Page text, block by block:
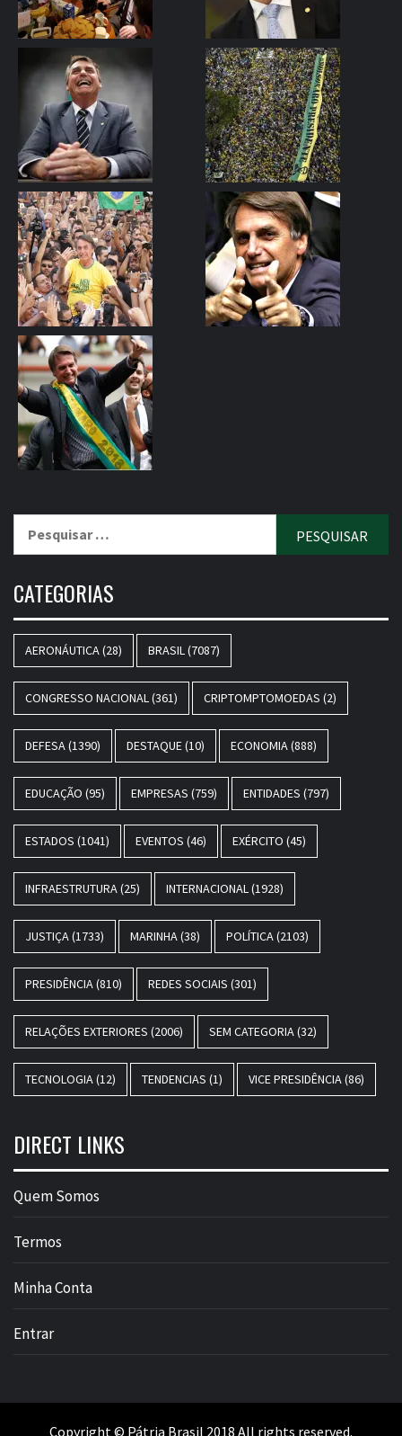
CATEGORIAS
AERONÁUTICA(28) BRASIL(7087)
CONGRESSO NACIONAL(361) CRIPTOMPTOMOEDAS (2)
DEFESA(1390) DESTAQUE(10) ECONOMIA(888)
EDUCAÇÃO (95) EMPRESAS (759) ENTIDADES (797)
ESTADOS (1041) EVENTOS (46) EXÉRCITO (45)
INFRAESTRUTURA(25) INTERNACIONAL(1928)
JUSTIÇA(1733) MARINHA(38) POLÍTICA(2103)
PRESIDÊNCIA(810) REDES SOCIAIS (301)
RELAÇÕES EXTERIORES (2006) SEM CATEGORIA(32)
TECNOLOGIA(12) TENDENCIAS (1) VICE PRESIDÊNCIA(86)
DIRECT LINKS
Quem Somos
Termos
Minha Conta
Entrar
Copyright © Pátria Brasil 2018 All rights reserved.